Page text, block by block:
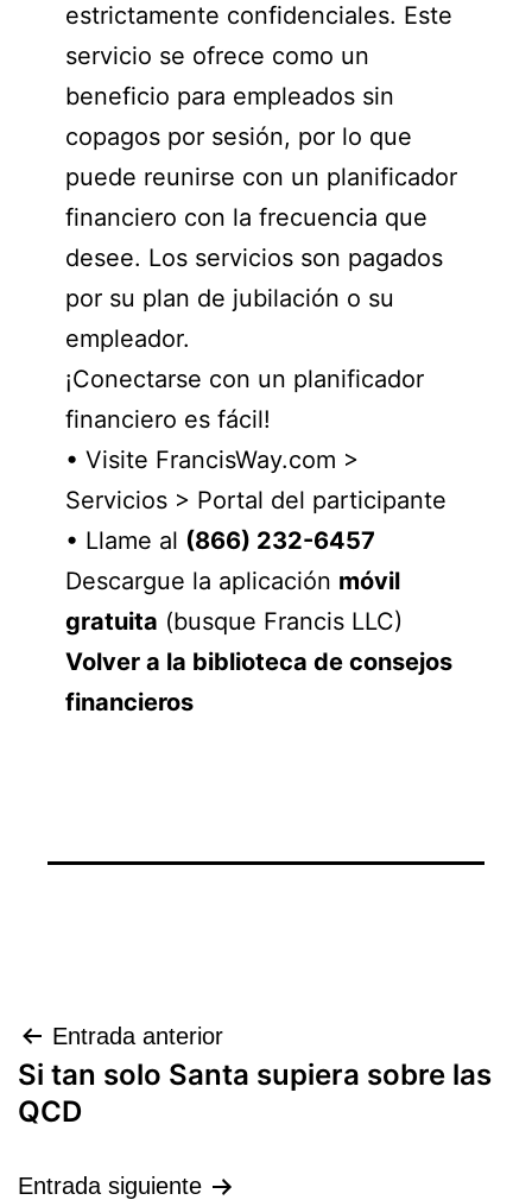
estrictamente confidenciales. Este
servicio se ofrece como un
beneficio para empleados sin
copagos por sesión, por lo que
puede reunirse con un planificador
financiero con la frecuencia que
desee. Los servicios son pagados
por su plan de jubilación o su
empleador.
¡Conectarse con un planificador
financiero es fácil!
• Visite FrancisWay.com >
Servicios > Portal del participante
• Llame al (866) 232-6457
Descargue la aplicación móvil
gratuita (busque Francis LLC)
Volver a la biblioteca de consejos
financieros
Navegación
de
Entrada anterior
Si tan solo Santa supiera sobre las
QCD
Entrada siguiente